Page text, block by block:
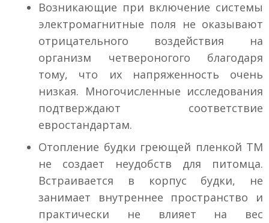
Возникающие при включение системы
электромагнитные поля не оказывают
отрицательного воздействия на
организм четвероногого благодаря
тому, что их напряженность очень
низкая. Многочисленные исследования
подтверждают соответствие
евростандартам.
Отопление будки греющей пленкой ТМ
не создает неудобств для питомца.
Встраивается в корпус будки, не
занимает внутреннее пространство и
практически не влияет на вес